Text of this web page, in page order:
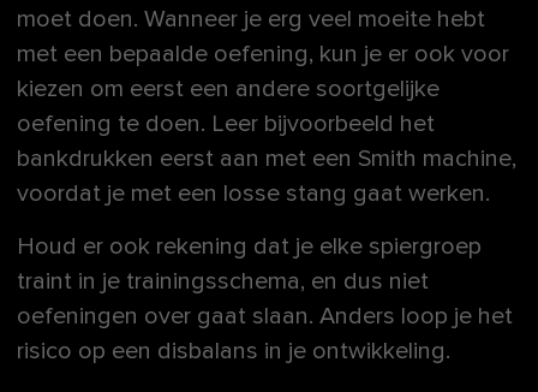
moet doen. Wanneer je erg veel moeite hebt
met een bepaalde oefening, kun je er ook voor
kiezen om eerst een andere soortgelijke
oefening te doen. Leer bijvoorbeeld het
bankdrukken eerst aan met een Smith machine,
voordat je met een losse stang gaat werken.
Houd er ook rekening dat je elke spiergroep
traint in je trainingsschema, en dus niet
oefeningen over gaat slaan. Anders loop je het
risico op een disbalans in je ontwikkeling.